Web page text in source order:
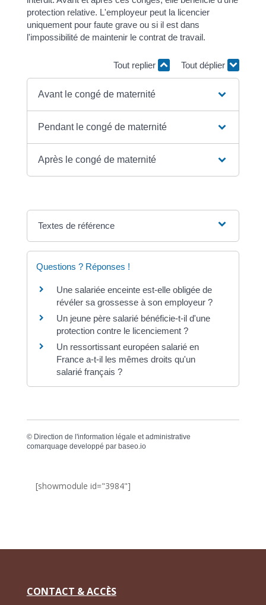
protection relative. L'employeur peut la licencier
uniquement pour faute grave ou si il est dans
l'impossibilité de maintenir le contrat de travail.
Tout replier Tout déplier
Avant le congé de maternité
Pendant le congé de maternité
Après le congé de maternité
Textes de référence
Questions ? Réponses !
Une salariée enceinte est-elle obligée de
révéler sa grossesse à son employeur ?
Un jeune père salarié bénéficie-t-il d'une
protection contre le licenciement ?
Un ressortissant européen salarié en
France a-t-il les mêmes droits qu'un
salarié français ?
© Direction de l'information légale et administrative
comarquage developpé par baseo.io
[showmodule id="3984"]
CONTACT & ACCÈS